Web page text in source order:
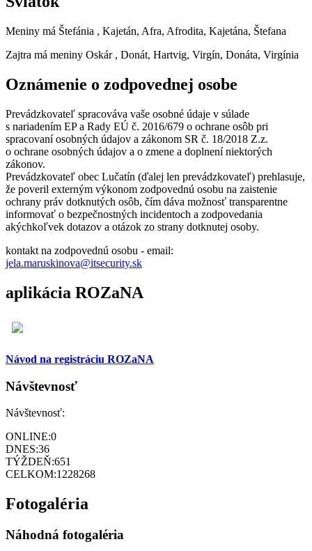
Meniny má Štefánia , Kajetán, Afra, Afrodita, Kajetána, Štefana
Zajtra má meniny Oskár , Donát, Hartvig, Virgín, Donáta, Virgínia
Oznámenie o zodpovednej osobe
Prevádzkovateľ spracováva vaše osobné údaje v súlade
s nariadením EP a Rady EÚ č. 2016/679 o ochrane osôb pri
spracovaní osobných údajov a zákonom SR č. 18/2018 Z.z.
o ochrane osobných údajov a o zmene a doplnení niektorých
zákonov.
Prevádzkovateľ obec Lučatín (ďalej len prevádzkovateľ) prehlasuje,
že poveril externým výkonom zodpovednú osobu na zaistenie
ochrany práv dotknutých osôb, čím dáva možnosť transparentne
informovať o bezpečnostných incidentoch a zodpovedania
akýchkoľvek dotazov a otázok zo strany dotknutej osoby.
kontakt na zodpovednú osobu - email:
jela.maruskinova@itsecurity.sk
aplikácia ROZaNA
Návod na registráciu ROZaNA
Návštevnosť
Návštevnosť:
ONLINE:0
DNES:36
TÝŽDEŇ:651
CELKOM:1228268
Fotogaléria
Náhodná fotogaléria